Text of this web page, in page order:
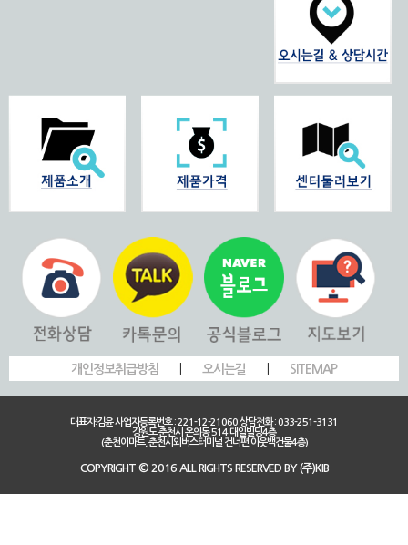
개인정보취급방침 오시는길 SITEMAP
대표자:김윤 사업자등록번호 : 221-12-21060 상담전화 : 033-251-3131
강원도 춘천시 온의동 514 대일빌딩4층
(춘천이마트, 춘천시외버스터미널 건너편 아웃백건물4층)
COPYRIGHT © 2016 ALL RIGHTS RESERVED BY (주)KIB